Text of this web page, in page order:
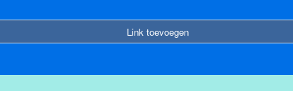
Link toevoegen